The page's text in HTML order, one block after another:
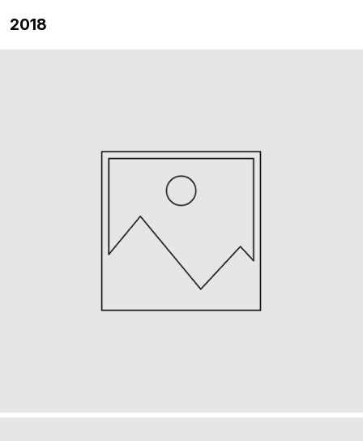
2018